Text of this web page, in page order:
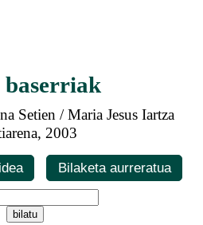
baserriak
Setien / Maria Jesus Iartza
2003
Bilaketa aurreratua